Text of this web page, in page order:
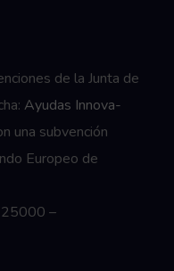
de la Junta de
Ayudas Innova-
una subvención
Europeo de
25000 –